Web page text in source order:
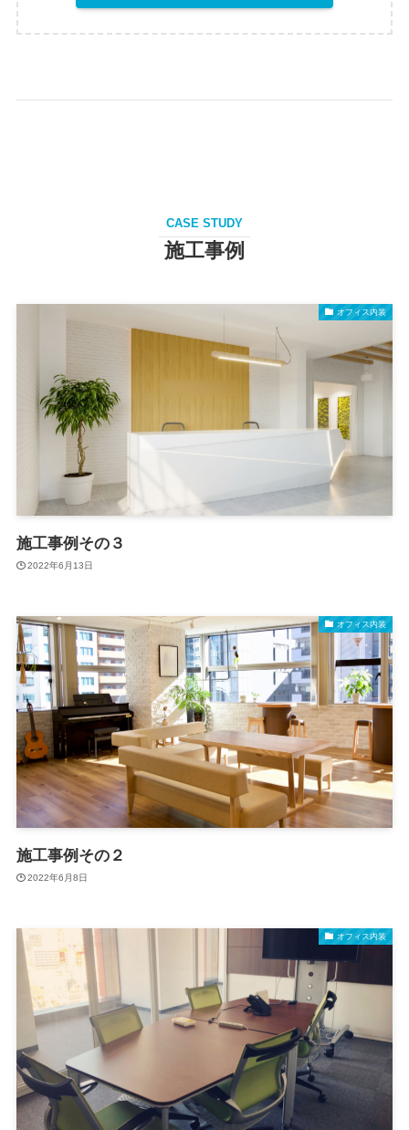
CASE STUDY
施工事例
オフィス内装
施工事例その３
2022年6月13日
オフィス内装
施工事例その２
2022年6月8日
オフィス内装